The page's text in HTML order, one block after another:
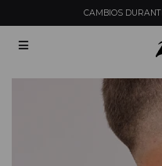
CAMBIOS
